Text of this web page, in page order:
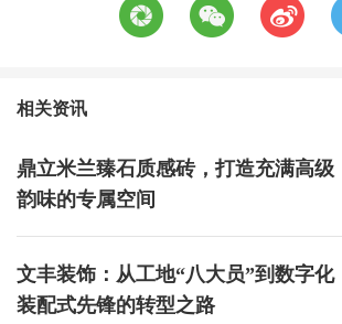
相关资讯
鼎立米兰臻石质感砖，打造充满高级
韵味的专属空间
文丰装饰：从工地“八大员”到数字化
装配式先锋的转型之路